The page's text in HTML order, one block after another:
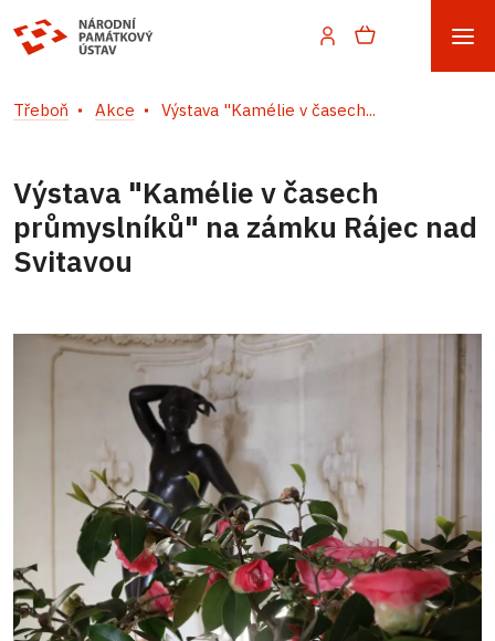
Třeboň Akce Výstava "Kamélie v časech...
Výstava "Kamélie v časech
průmyslníků" na zámku Rájec nad
Svitavou